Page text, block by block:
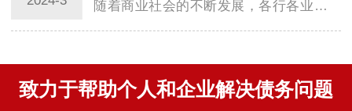
随着商业社会的不断发展，各行各业都面
致力于帮助个人和企业解决债务问题